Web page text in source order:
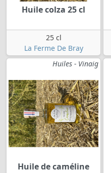
Huile colza 25 cl
25 cl
La Ferme De Bray
Huiles - Vinaig
Huile de caméline